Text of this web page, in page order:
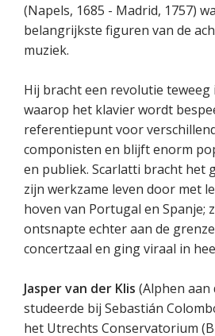
(Napels, 1685 - Madrid, 1757)
belangrijkste figuren van de
muziek.
Hij bracht een revolutie teweeg
waarop het klavier wordt
referentiepunt voor
componisten en blijft enorm
en publiek. Scarlatti bracht het
zijn werkzame leven door met
hoven van Portugal en Spanje;
ontsnapte echter aan de
concertzaal en ging viraal in
Jasper van der Klis (Alphen aan
studeerde bij Sebastián
het Utrechts Conservatorium